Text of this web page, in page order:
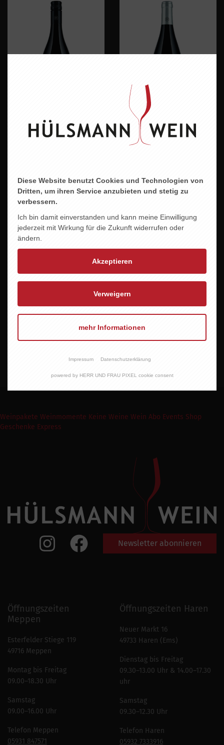
MARTIN REINFELD
CUVÉE VIER
MARTIN REINFELD
DIVINE
MARTIN REINFELD
SYRAH ried seeberg
MARTIN REINFELD
BLAUFRÄNKISCH
reserve ried ungerberg
16,95 EUR
Weinpakete Weinmomente Keine Weine Wein Abo Events Shop
Geschenke Express
Newsletter abonnieren
Öffnungszeiten
Meppen
Esterfelder Stiege 119
49716 Meppen
Montag bis Freitag
09.00–18.30 Uhr
Samstag
09.00–16.00 Uhr
Telefon Meppen
05931 847571
Öffnungszeiten Haren
Neuer Markt 16
49733 Haren (Ems)
Dienstag bis Freitag
09.30–13.00 Uhr & 14.00–17.30
uhr
Samstag
09.30–12.30 Uhr
Telefon Haren
05932 7333916
Diese Website benutzt Cookies und Technologien von
Dritten, um ihren Service anzubieten und stetig zu
verbessern.
Ich bin damit einverstanden und kann meine Einwilligung
jederzeit mit Wirkung für die Zukunft widerrufen oder
ändern.
Akzeptieren
Verweigern
mehr Informationen
Impressum Datenschutzerklärung
powered by HERR UND FRAU PIXEL cookie consent